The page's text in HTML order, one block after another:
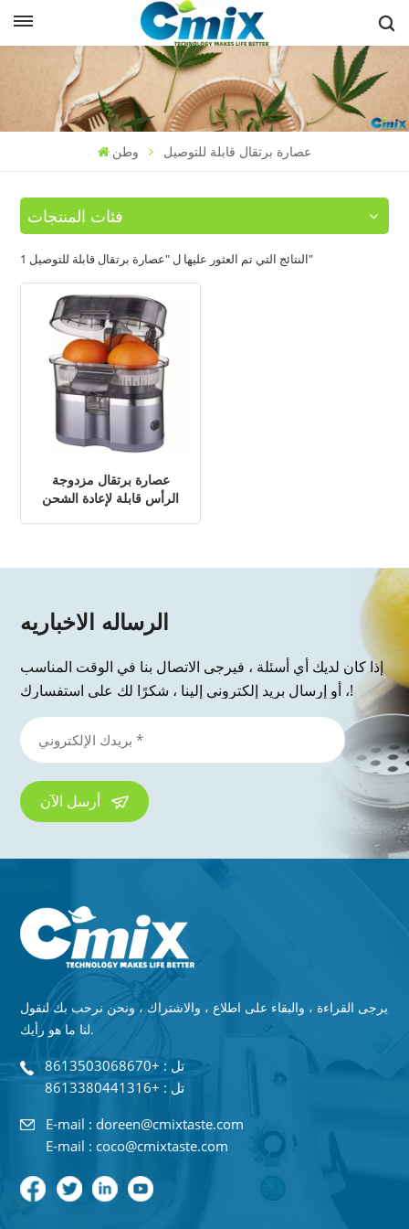
وطن عصارة برتقال قابلة للتوصيل
فئات المنتجات
1 النتائج التي تم العثور عليها ل "عصارة برتقال قابلة للتوصيل"
عصارة برتقال مزدوجة
الرأس قابلة لإعادة الشحن
الرساله الاخباريه
إذا كان لديك أي أسئلة ، فيرجى الاتصال بنا في الوقت المناسب
، أو إرسال بريد إلكتروني إلينا ، شكرًا لك على استفسارك!
يرجى القراءة ، والبقاء على اطلاع ، والاشتراك ، ونحن نرحب بك لنقول
لنا ما هو رأيك.
تل : +8613503068670
تل : +8613380441316
E-mail : doreen@cmixtaste.com
E-mail : coco@cmixtaste.com